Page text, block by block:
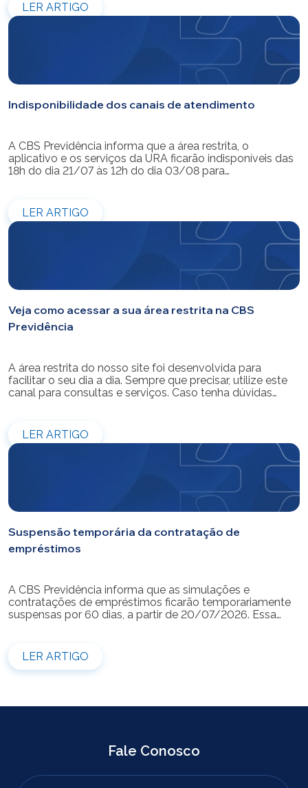
de 39 mil participantes. Temos […]
LER ARTIGO
Indisponibilidade dos canais de atendimento
A CBS Previdência informa que a área restrita, o
aplicativo e os serviços da URA ficarão indisponíveis das
18h do dia 21/07 às 12h do dia 03/08 para
entre os dias 22/07 e 31/07. Reforçamos que as
simulações e contratações de empréstimos […]
LER ARTIGO
Veja como acessar a sua área restrita na CBS
Previdência
A área restrita do nosso site foi desenvolvida para
facilitar o seu dia a dia. Sempre que precisar, utilize este
canal para consultas e serviços. Caso tenha dúvidas
LER ARTIGO
Suspensão temporária da contratação de
empréstimos
A CBS Previdência informa que as simulações e
contratações de empréstimos ficarão temporariamente
suspensas por 60 dias, a partir de 20/07/2026. Essa
realizar novas simulações ou contratar empréstimos
pelos canais disponibilizados pela CBS Previdência.
Recomendamos que os participantes que […]
LER ARTIGO
Fale Conosco